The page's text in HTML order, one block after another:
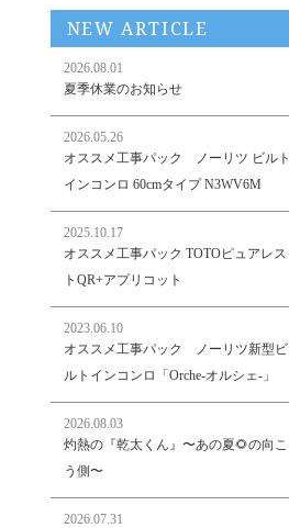
NEW ARTICLE
2026.08.01
夏季休業のお知らせ
2026.05.26
オススメ工事パック ノーリツ ビルト
インコンロ 60cmタイプ N3WV6M
2025.10.17
オススメ工事パック TOTOピュアレス
トQR+アプリコット
2023.06.10
オススメ工事パック ノーリツ新型ビ
ルトインコンロ「Orche-オルシェ-」
2026.08.03
灼熱の『乾太くん』〜あの夏🌻の向こ
う側〜
2026.07.31